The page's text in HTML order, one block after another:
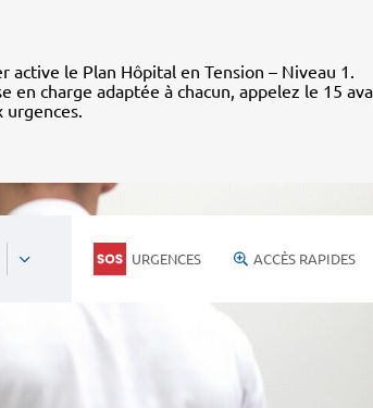
active le Plan Hôpital en Tension – Niveau 1.
en charge adaptée à chacun, appelez le 15
urgences.
URGENCES ACCÈS RAPIDES